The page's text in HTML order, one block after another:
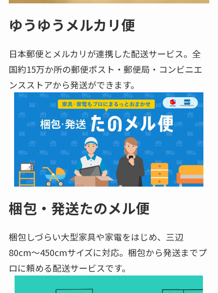
ゆうゆうメルカリ便
日本郵便とメルカリが連携した配送サービス。全
国約15万か所の郵便ポスト・郵便局・コンビニエ
ンスストアから発送ができます。
梱包・発送たのメル便
梱包しづらい大型家具や家電をはじめ、三辺
80cm〜450cmサイズに対応。梱包から発送までプ
ロに頼める配送サービスです。